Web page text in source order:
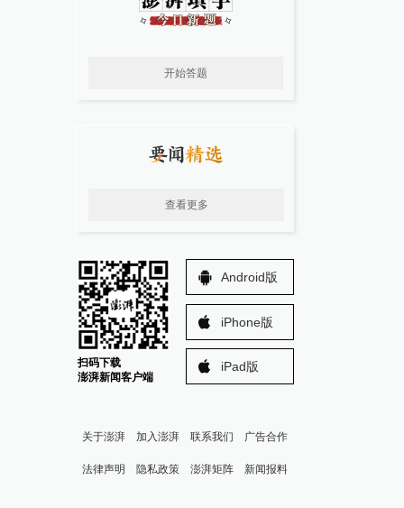
开始答题
查看更多
扫码下载
澎湃新闻客户端
Android版
iPhone版
iPad版
关于澎湃 加入澎湃 联系我们 广告合作
法律声明 隐私政策 澎湃矩阵 新闻报料